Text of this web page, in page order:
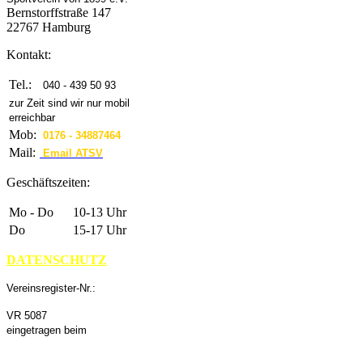
Bernstorffstraße 147
22767 Hamburg
Kontakt:
Tel.:
040 - 439 50 93
zur Zeit sind wir nur mobil
erreichbar
Mob: 0176 - 34887464
Mail: Email ATSV
Geschäftszeiten:
Mo - Do
10-13 Uhr
Do
15-17 Uhr
DATENSCHUTZ
Vereinsregister-Nr.:
VR 5087
eingetragen beim